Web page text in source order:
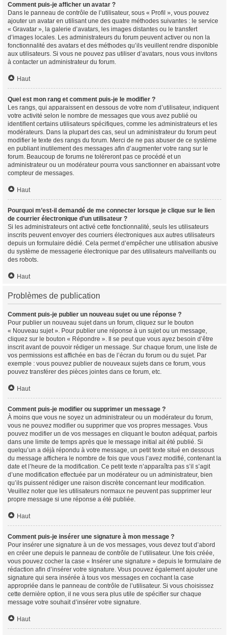
Comment puis-je afficher un avatar ?
Dans le panneau de contrôle de l’utilisateur, sous « Profil », vous pouvez
ajouter un avatar en utilisant une des quatre méthodes suivantes : le service
« Gravatar », la galerie d’avatars, les images distantes ou le transfert
d’images locales. Les administrateurs du forum peuvent activer ou non la
fonctionnalité des avatars et des méthodes qu’ils veuillent rendre disponible
aux utilisateurs. Si vous ne pouvez pas utiliser d’avatars, nous vous invitons
à contacter un administrateur du forum.
Haut
Quel est mon rang et comment puis-je le modifier ?
Les rangs, qui apparaissent en dessous de votre nom d’utilisateur, indiquent
votre activité selon le nombre de messages que vous avez publié ou
identifient certains utilisateurs spécifiques, comme les administrateurs et les
modérateurs. Dans la plupart des cas, seul un administrateur du forum peut
modifier le texte des rangs du forum. Merci de ne pas abuser de ce système
en publiant inutilement des messages afin d’augmenter votre rang sur le
forum. Beaucoup de forums ne toléreront pas ce procédé et un
administrateur ou un modérateur pourra vous sanctionner en abaissant votre
compteur de messages.
Haut
Pourquoi m’est-il demandé de me connecter lorsque je clique sur le lien
de courrier électronique d’un utilisateur ?
Si les administrateurs ont activé cette fonctionnalité, seuls les utilisateurs
inscrits peuvent envoyer des courriers électroniques aux autres utilisateurs
depuis un formulaire dédié. Cela permet d’empêcher une utilisation abusive
du système de messagerie électronique par des utilisateurs malveillants ou
des robots.
Haut
Problèmes de publication
Comment puis-je publier un nouveau sujet ou une réponse ?
Pour publier un nouveau sujet dans un forum, cliquez sur le bouton
« Nouveau sujet ». Pour publier une réponse à un sujet ou un message,
cliquez sur le bouton « Répondre ». Il se peut que vous ayez besoin d’être
inscrit avant de pouvoir rédiger un message. Sur chaque forum, une liste de
vos permissions est affichée en bas de l’écran du forum ou du sujet. Par
exemple : vous pouvez publier de nouveaux sujets dans ce forum, vous
pouvez transférer des pièces jointes dans ce forum, etc.
Haut
Comment puis-je modifier ou supprimer un message ?
À moins que vous ne soyez un administrateur ou un modérateur du forum,
vous ne pouvez modifier ou supprimer que vos propres messages. Vous
pouvez modifier un de vos messages en cliquant le bouton adéquat, parfois
dans une limite de temps après que le message initial ait été publié. Si
quelqu’un a déjà répondu à votre message, un petit texte situé en dessous
du message affichera le nombre de fois que vous l’avez modifié, contenant la
date et l’heure de la modification. Ce petit texte n’apparaîtra pas s’il s’agit
d’une modification effectuée par un modérateur ou un administrateur, bien
qu’ils puissent rédiger une raison discrète concernant leur modification.
Veuillez noter que les utilisateurs normaux ne peuvent pas supprimer leur
propre message si une réponse a été publiée.
Haut
Comment puis-je insérer une signature à mon message ?
Pour insérer une signature à un de vos messages, vous devez tout d’abord
en créer une depuis le panneau de contrôle de l’utilisateur. Une fois créée,
vous pouvez cocher la case « Insérer une signature » depuis le formulaire de
rédaction afin d’insérer votre signature. Vous pouvez également ajouter une
signature qui sera insérée à tous vos messages en cochant la case
appropriée dans le panneau de contrôle de l’utilisateur. Si vous choisissez
cette dernière option, il ne vous sera plus utile de spécifier sur chaque
message votre souhait d’insérer votre signature.
Haut